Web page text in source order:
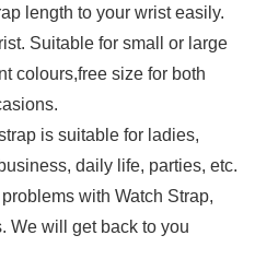
length to your wrist easily.
Suitable for small or large
colours,free size for both
is suitable for ladies,
daily life, parties, etc.
with Watch Strap,
We will get back to you